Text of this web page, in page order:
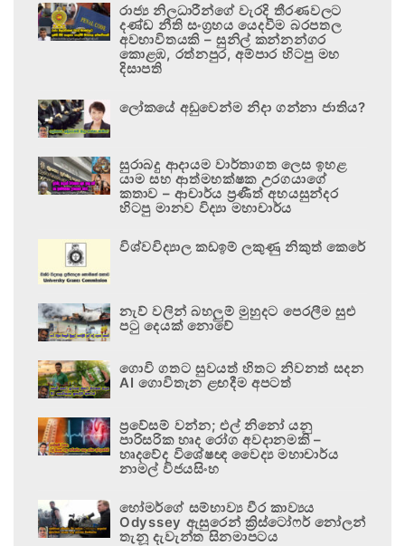
රාජ්‍ය නිලධාරීන්ගේ වැරදි තීරණවලට
දණ්ඩ නීති සංග්‍රහය යෙදවීම බරපතල
අවභාවිතයකි – සුනිල් කන්නන්ගර
කොළඹ, රත්නපුර, අම්පාර හිටපු මහ
දිසාපති
ලෝකයේ අඩුවෙන්ම නිදා ගන්නා ජාතිය?
සුරාබදු ආදායම වාර්තාගත ලෙස ඉහළ
යාම සහ ආත්මභක්ෂක උරගයාගේ
කතාව – ආචාර්ය ප්‍රණීත් අභයසුන්දර
හිටපු මානව විද්‍යා මහාචාර්ය
විශ්වවිද්‍යාල කඩඉම් ලකුණු නිකුත් කෙරේ
නැව් වලින් බහලුම් මුහුදට පෙරලීම සුළු
පටු දෙයක් නොවේ
ගොවි ගතට සුවයත් හිතට නිවනත් සදන
AI ගොවිතැන ළඟදීම අපටත්
ප්‍රවේසම් වන්න; එල් නිනෝ යනු
පාරිසරික හෘද රෝග අවදානමකි –
හෘදවේද විශේෂඥ වෛද්‍ය මහාචාර්ය
නාමල් විජයසිංහ
හෝමර්ගේ සම්භාව්‍ය වීර කාව්‍යය
Odyssey ඇසුරෙන් ක්‍රිස්ටෝෆර් නෝලන්
තැනූ දැවැන්ත සිනමාපටය